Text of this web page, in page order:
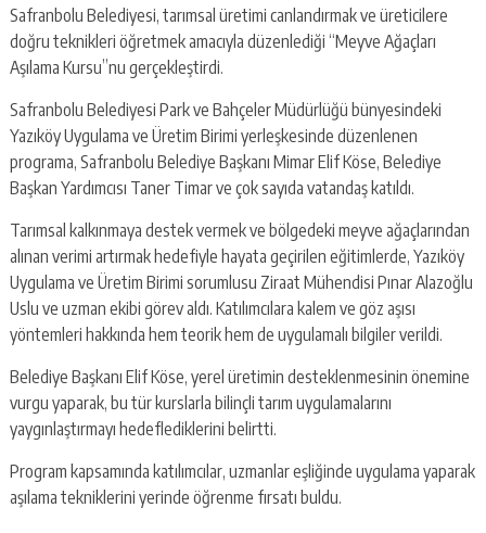
Safranbolu Belediyesi, tarımsal üretimi canlandırmak ve üreticilere
doğru teknikleri öğretmek amacıyla düzenlediği “Meyve Ağaçları
Aşılama Kursu”nu gerçekleştirdi.
Safranbolu Belediyesi Park ve Bahçeler Müdürlüğü bünyesindeki
Yazıköy Uygulama ve Üretim Birimi yerleşkesinde düzenlenen
programa, Safranbolu Belediye Başkanı Mimar Elif Köse, Belediye
Başkan Yardımcısı Taner Timar ve çok sayıda vatandaş katıldı.
Tarımsal kalkınmaya destek vermek ve bölgedeki meyve ağaçlarından
alınan verimi artırmak hedefiyle hayata geçirilen eğitimlerde, Yazıköy
Uygulama ve Üretim Birimi sorumlusu Ziraat Mühendisi Pınar Alazoğlu
Uslu ve uzman ekibi görev aldı. Katılımcılara kalem ve göz aşısı
yöntemleri hakkında hem teorik hem de uygulamalı bilgiler verildi.
Belediye Başkanı Elif Köse, yerel üretimin desteklenmesinin önemine
vurgu yaparak, bu tür kurslarla bilinçli tarım uygulamalarını
yaygınlaştırmayı hedeflediklerini belirtti.
Program kapsamında katılımcılar, uzmanlar eşliğinde uygulama yaparak
aşılama tekniklerini yerinde öğrenme fırsatı buldu.